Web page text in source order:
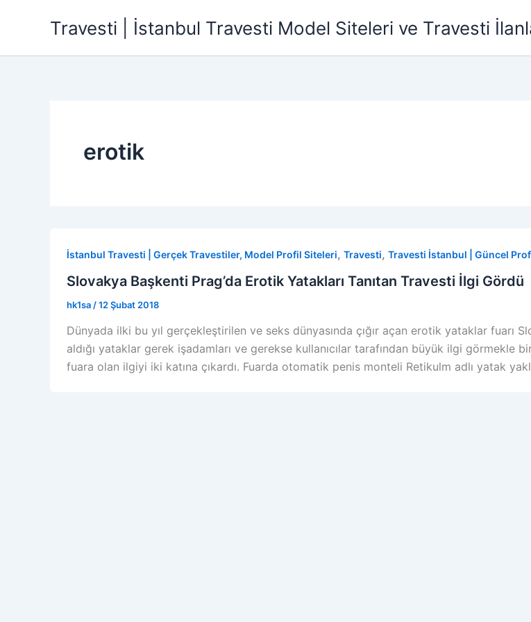
Travesti | İstanbul Travesti Model Siteleri ve Travesti
erotik
İstanbul Travesti | Gerçek Travestiler, Model Profil Siteleri, Travesti, Travesti İstanbul | Güncel
Slovakya Başkenti Prag’da Erotik Yatakları Tanıtan Travesti İlgi Gördü
hk1sa /12 Şubat 2018
Dünyada ilki bu yıl gerçekleştirilen ve seks dünyasında çığır açan erotik yataklar fuarı
aldığı yataklar gerek işadamları ve gerekse kullanıcılar tarafından büyük ilgi görmekle
fuara olan ilgiyi iki katına çıkardı. Fuarda otomatik penis monteli Retikulm adlı yatak